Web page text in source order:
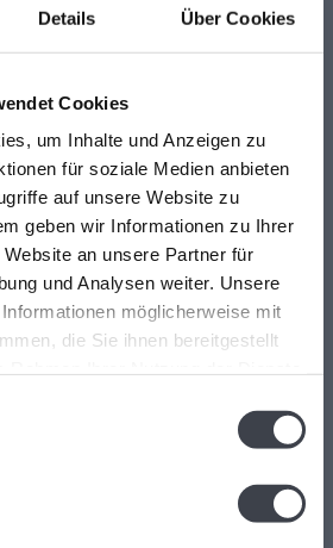
Details Über Cookies
Cookies
um Inhalte und Anzeigen zu
für soziale Medien anbieten
auf unsere Website zu
geben wir Informationen zu Ihrer
an unsere Partner für
und Analysen weiter. Unsere
möglicherweise mit
die Sie ihnen bereitgestellt
willkommen! Geöffnet Mittwoch bis
17 Uhr Samstag 10 - 17 Uhr.
Hoogstraat 45
4141 BB
Leerdam (NL)
+31(0)345-637599
kristalglas@live.nl